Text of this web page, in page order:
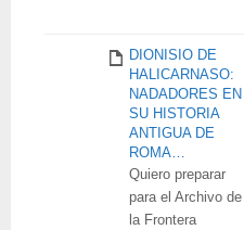
DIONISIO DE
HALICARNASO:
NADADORES EN
SU HISTORIA
ANTIGUA DE
ROMA…
Quiero preparar
para el Archivo de
la Frontera